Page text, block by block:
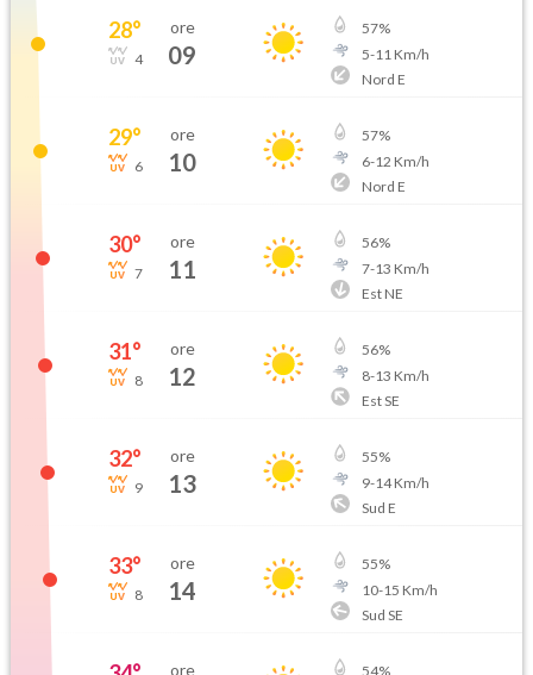
28°
4
ore
09
57%
5-11 Km/h
Nord E
29°
6
ore
10
57%
6-12 Km/h
Nord E
30°
7
ore
11
56%
7-13 Km/h
Est NE
31°
8
ore
12
56%
8-13 Km/h
Est SE
32°
9
ore
13
55%
9-14Km/h
Sud E
33°
8
ore
14
55%
10-15 Km/h
Sud SE
ore 54%